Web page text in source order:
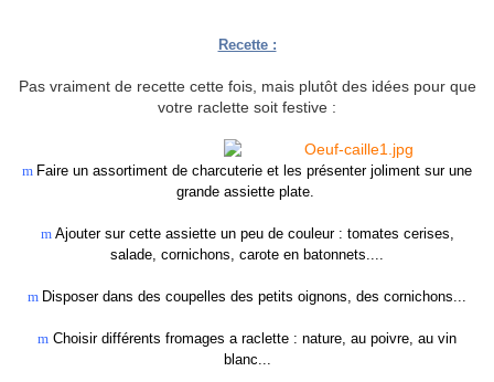
Recette :
Pas vraiment de recette cette fois, mais plutôt des idées pour que
votre raclette soit festive :
m Faire un assortiment de charcuterie et les présenter joliment sur une
grande assiette plate.
m Ajouter sur cette assiette un peu de couleur : tomates cerises,
salade, cornichons, carote en batonnets....
m Disposer dans des coupelles des petits oignons, des cornichons...
m Choisir différents fromages a raclette : nature, au poivre, au vin
blanc...